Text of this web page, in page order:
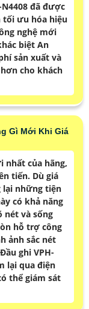
đã được
tối ưu hóa hiệu
nghệ mới
biệt An
sản xuất và
cho khách
Gì Mới Khi Giá
nhất của hãng,
tiến. Dù giá
lại những tiện
có khả năng
nét và sống
hỗ trợ công
ảnh sắc nét
ghi VPH-
lại qua điện
thể giám sát